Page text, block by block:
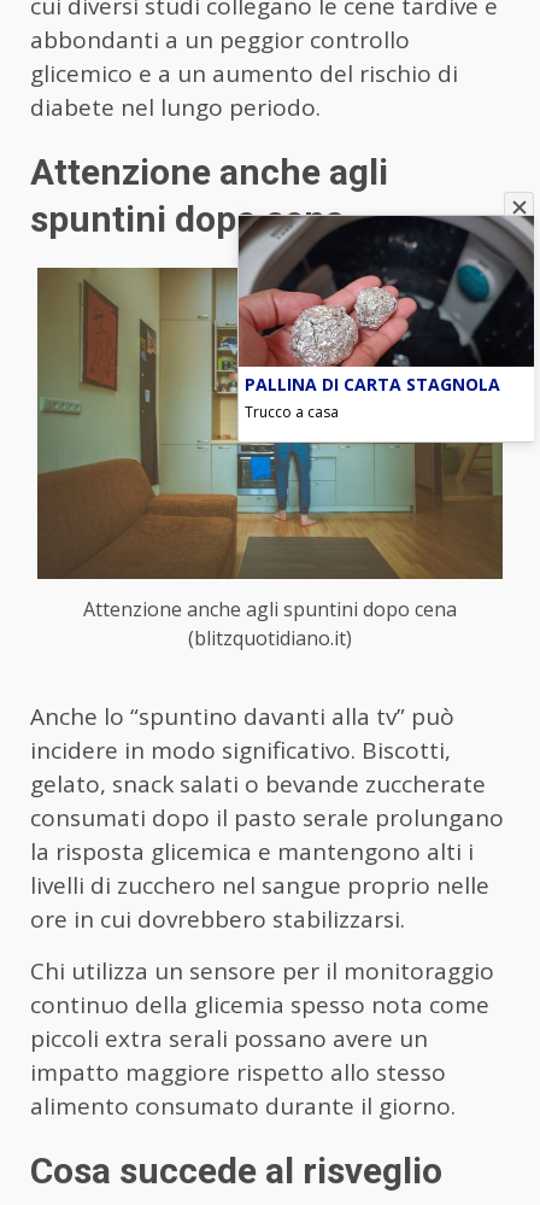
cui diversi studi collegano le cene tardive e
abbondanti a un peggior controllo
glicemico e a un aumento del rischio di
diabete nel lungo periodo.
Attenzione anche agli
spuntini dopo cena
Attenzione anche agli spuntini dopo cena
(blitzquotidiano.it)
Anche lo “spuntino davanti alla tv” può
incidere in modo significativo. Biscotti,
gelato, snack salati o bevande zuccherate
consumati dopo il pasto serale prolungano
la risposta glicemica e mantengono alti i
livelli di zucchero nel sangue proprio nelle
ore in cui dovrebbero stabilizzarsi.
Chi utilizza un sensore per il monitoraggio
continuo della glicemia spesso nota come
piccoli extra serali possano avere un
impatto maggiore rispetto allo stesso
alimento consumato durante il giorno.
Cosa succede al risveglio
PALLINA DI CARTA STAGNOLA
Trucco a casa